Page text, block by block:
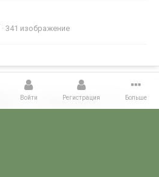
· 341 изображение
Подписчики 0
Войти Регистрация Больше